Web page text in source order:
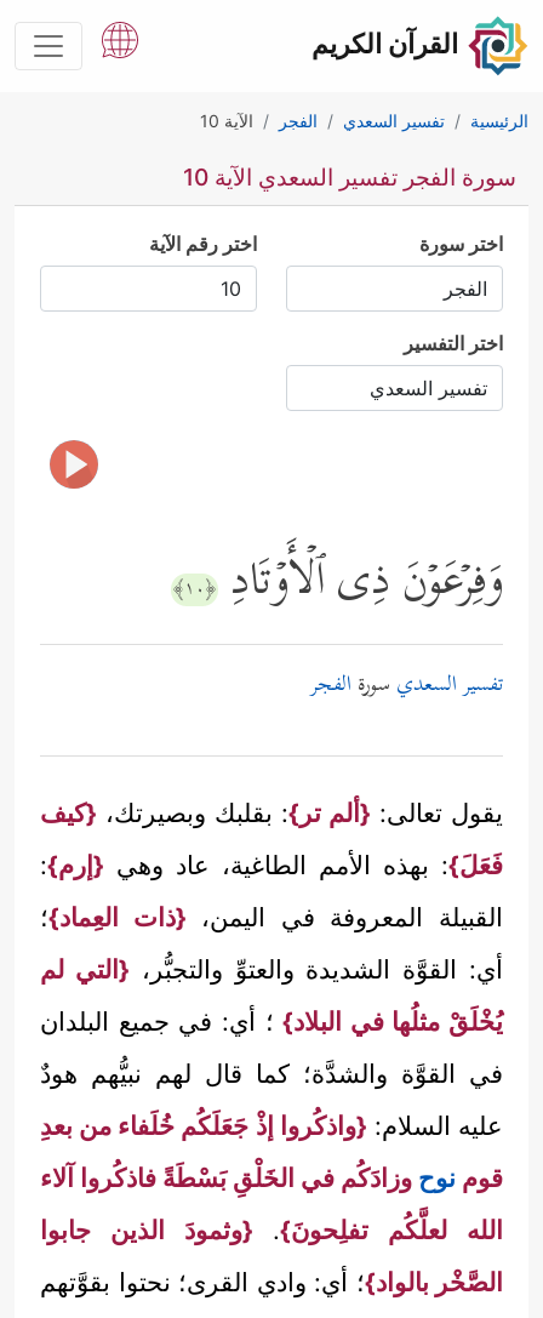
القرآن الكريم
الرئيسية تفسير السعدي الفجر الآية 10
سورة الفجر تفسير السعدي الآية 10
اختر سورة اختر رقم الآية
اختر التفسير
وَفِرۡعَوۡنَ ذِی ٱلۡأَوۡتَادِ ﴿١٠﴾
تفسير السعدي سورة الفجر
يقول تعالى: {ألم تر}: بقلبك وبصيرتك، {كيف
فَعَلَ}: بهذه الأمم الطاغية، عاد وهي {إرم}:
القبيلة المعروفة في اليمن، {ذات العِماد}؛
أي: القوَّة الشديدة والعتوِّ والتجبُّر، {التي لم
يُخْلَقْ مثلُها في البلاد}؛ أي: في جميع البلدان
في القوَّة والشدَّة؛ كما قال لهم نبيُّهم هودٌ
عليه السلام: {واذكُروا إذْ جَعَلَكُم خُلَفاء من بعدِ
قوم نوح وزادَكُم في الخَلْقِ بَسْطَةً فاذكُروا آلاء
الله لعلَّكُم تفلِحونَ}. {وثمودَ الذين جابوا
الصَّخْر بالواد}؛ أي: وادي القرى؛ نحتوا بقوَّتهم